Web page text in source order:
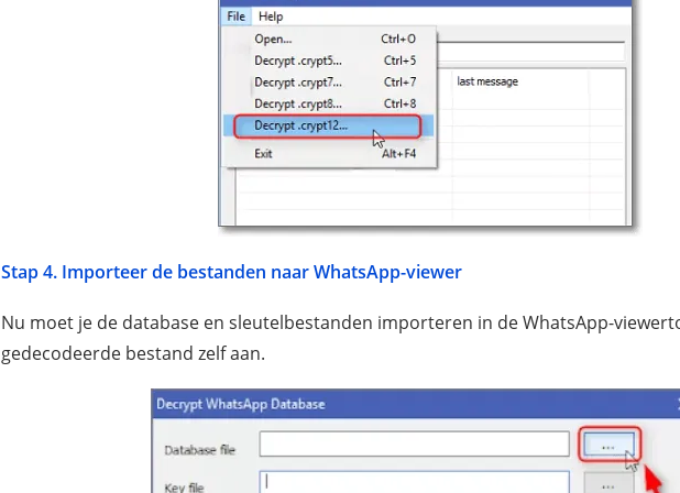
Stap 4. Importeer de bestanden naar WhatsApp-viewer
Nu moet je de database en sleutelbestanden importeren in de WhatsApp-
gedecodeerde bestand zelf aan.